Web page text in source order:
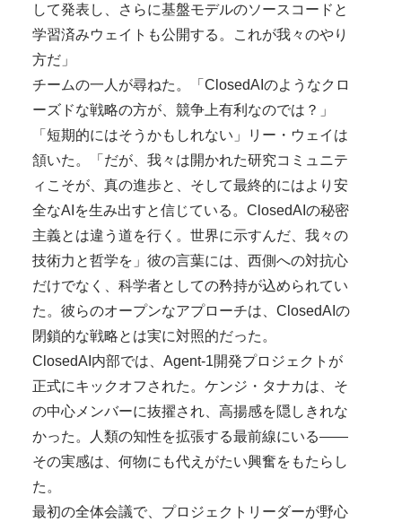
して発表し、さらに基盤モデルのソースコードと
学習済みウェイトも公開する。これが我々のやり
方だ」
チームの一人が尋ねた。「ClosedAIのようなクロ
ーズドな戦略の方が、競争上有利なのでは？」
「短期的にはそうかもしれない」リー・ウェイは
頷いた。「だが、我々は開かれた研究コミュニテ
ィこそが、真の進歩と、そして最終的にはより安
全なAIを生み出すと信じている。ClosedAIの秘密
主義とは違う道を行く。世界に示すんだ、我々の
技術力と哲学を」彼の言葉には、西側への対抗心
だけでなく、科学者としての矜持が込められてい
た。彼らのオープンなアプローチは、ClosedAIの
閉鎖的な戦略とは実に対照的だった。
ClosedAI内部では、Agent-1開発プロジェクトが
正式にキックオフされた。ケンジ・タナカは、そ
の中心メンバーに抜擢され、高揚感を隠しきれな
かった。人類の知性を拡張する最前線にいる——
その実感は、何物にも代えがたい興奮をもたらし
た。
最初の全体会議で、プロジェクトリーダーが野心